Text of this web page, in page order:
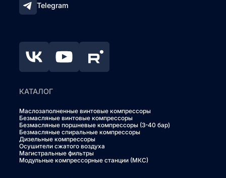
Telegram
КАТАЛОГ
Маслозаполненные винтовые компрессоры
Безмасляные винтовые компрессоры
Безмасляные поршневые компрессоры (3-40 бар)
Безмасляные спиральные компрессоры
Дизельные компрессоры
Осушители сжатого воздуха
Магистральные фильтры
Модульные компрессорные станции (МКС)